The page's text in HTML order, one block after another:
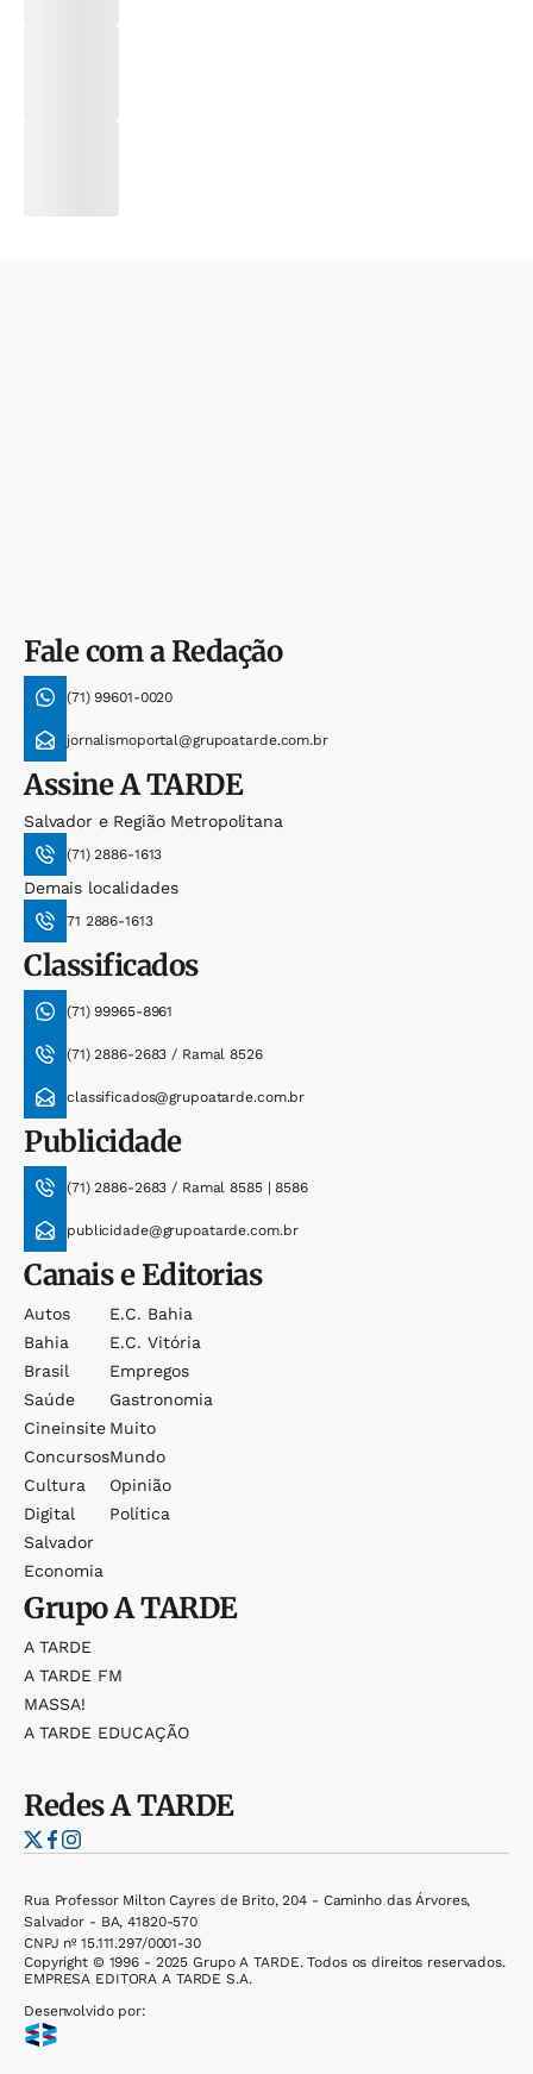
Fale com a Redação
(71) 99601-0020
jornalismoportal@grupoatarde.com.br
AssineA TARDE
Salvador e Região Metropolitana
(71) 2886-1613
Demais localidades
71 2886-1613
Classificados
(71) 99965-8961
(71) 2886-2683 / Ramal 8526
classificados@grupoatarde.com.br
Publicidade
(71) 2886-2683 / Ramal 8585 | 8586
publicidade@grupoatarde.com.br
Canais e Editorias
Autos
Bahia
Brasil
Saúde
Cineinsite
Concursos
Cultura
Digital
Salvador
Economia
E.c. Bahia
E.c. Vitória
Empregos
Gastronomia
Muito
Mundo
Opinião
Política
GrupoA TARDE
A TARDE
A TARDE FM
MASSA!
A TARDE EDUCAÇÃO
RedesA TARDE
Rua Professor Milton Cayres de Brito, 204 - Caminho das Árvores,
Salvador - BA, 41820-570
CNPJ nº 15.111.297/0001-30
Copyright © 1996 - 2025 Grupo A TARDE. Todos os direitos reservados.
EMPRESA EDITORA A TARDE S.A.
Desenvolvido por: